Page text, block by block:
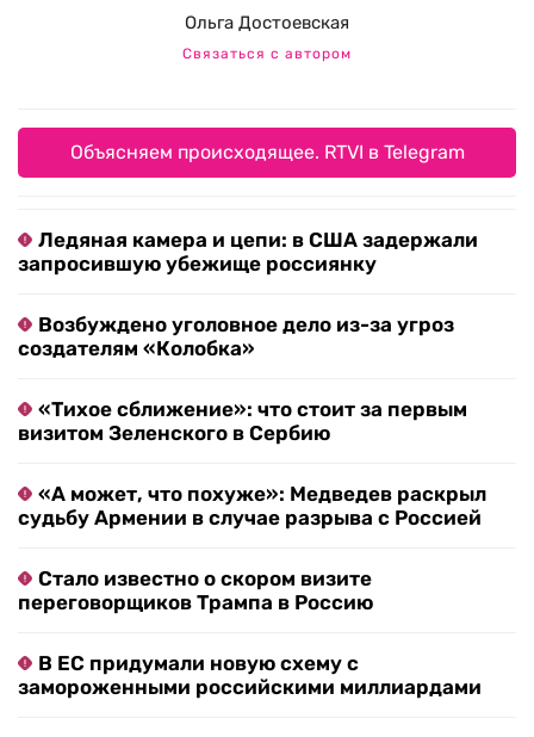
Ольга Достоевская
Связаться с автором
Объясняем происходящее. RTVI в Telegram
Ледяная камера и цепи: в США задержали
запросившую убежище россиянку
Возбуждено уголовное дело из-за угроз
создателям «Колобка»
«Тихое сближение»: что стоит за первым
визитом Зеленского в Сербию
«А может, что похуже»: Медведев раскрыл
судьбу Армении в случае разрыва с Россией
Стало известно о скором визите
переговорщиков Трампа в Россию
В ЕС придумали новую схему с
замороженными российскими миллиардами